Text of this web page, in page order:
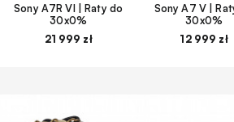
Sony A7R VI | Raty do
30x0%
21 999 zł
Sony A7 V |
30x0%
12 999 zł